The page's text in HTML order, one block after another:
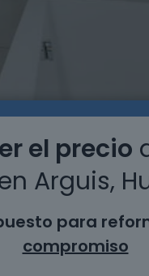
el precio
Arguis,
para
compromiso